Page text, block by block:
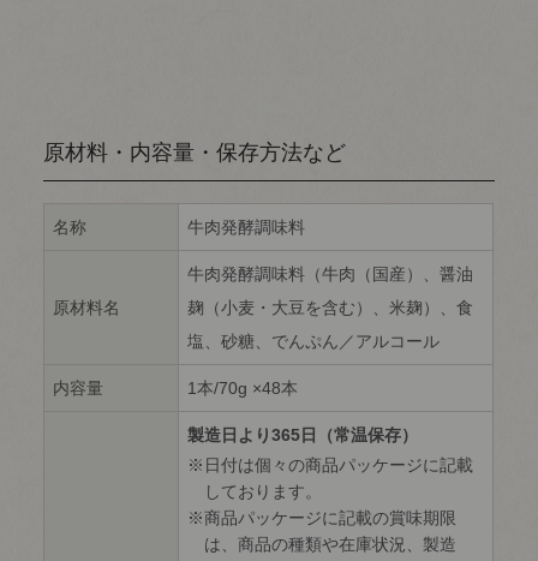
原材料・内容量・保存方法など
名称 牛肉発酵調味料
原材料名
牛肉発酵調味料（牛肉（国産）、醤油
麹（小麦・大豆を含む）、米麹）、食
塩、砂糖、でんぷん／アルコール
内容量 1本/70g ×48本
製造日より365日（常温保存）
日付は個々の商品パッケージに記載
しております。
商品パッケージに記載の賞味期限
は、商品の種類や在庫状況、製造